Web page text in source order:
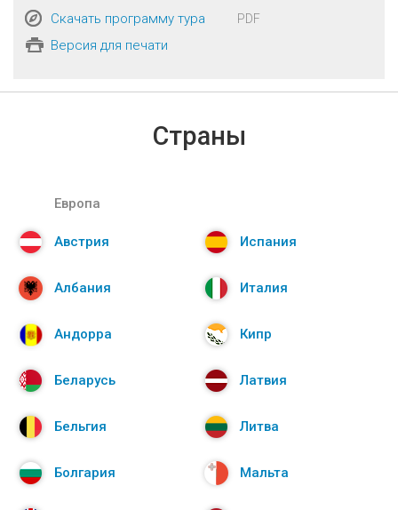
Скачать программу тура
PDF
Версия для печати
Страны
Европа
Австрия
Албания
Андорра
Беларусь
Бельгия
Болгария
Испания
Италия
Кипр
Латвия
Литва
Мальта